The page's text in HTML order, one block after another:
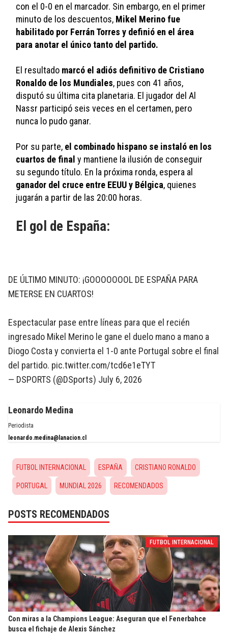
con el 0-0 en el marcador. Sin embargo, en el primer
minuto de los descuentos, Mikel Merino fue
habilitado por Ferrán Torres y definió en el área
para anotar el único tanto del partido.
El resultado marcó el adiós definitivo de Cristiano
Ronaldo de los Mundiales, pues con 41 años,
disputó su última cita planetaria. El jugador del Al
Nassr participó seis veces en el certamen, pero
nunca lo pudo ganar.
Por su parte, el combinado hispano se instaló en los
cuartos de final y mantiene la ilusión de conseguir
ganador del cruce entre EEUU y Bélgica, quienes
jugarán a partir de las 20:00 horas.
El gol de España:
DE ÚLTIMO MINUTO: ¡GOOOOOOOL DE ESPAÑA PARA
METERSE EN CUARTOS!
Espectacular pase entre líneas para que el recién
ingresado Mikel Merino le gane el duelo mano a mano a
Diogo Costa y convierta el 1-0 ante Portugal sobre el final
del partido. pic.twitter.com/tcd6e1eTYT
— DSPORTS (@DSports) July 6, 2026
Leonardo Medina
Periodista
leonardo.medina@lanacion.cl
FUTBOL INTERNACIONAL ESPAÑA CRISTIANO RONALDO
PORTUGAL MUNDIAL 2026 RECOMENDADOS
POSTS RECOMENDADOS
FUTBOL INTERNACIONAL
Con miras a la Champions League: Aseguran que el Fenerbahce
busca el fichaje de Alexis Sánchez